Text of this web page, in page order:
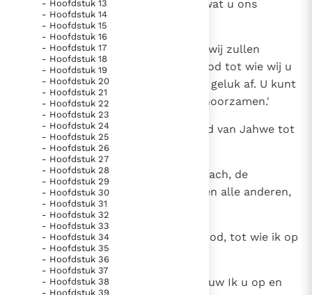
Paus Leo XIV in Pavia: "De stad is zowel een gave als
een taak"
Paus in Pavia: St. Augustinus toont ons de noodzaak om
"naar het innerlijk" toe te keren.
RK Documenten stelt heel veel belangrijke
kerkelijke documenten van de Rooms
Katholieke Kerk in het Nederlands beschikbaar
en is volledig afhankelijk van donaties.
Ik help mee!
- Hoofdstuk 13
- Hoofdstuk 14
- Hoofdstuk 15
- Hoofdstuk 16
- Hoofdstuk 17
- Hoofdstuk 18
- Hoofdstuk 19
- Hoofdstuk 20
- Hoofdstuk 21
- Hoofdstuk 22
- Hoofdstuk 23
- Hoofdstuk 24
- Hoofdstuk 25
- Hoofdstuk 26
- Hoofdstuk 27
- Hoofdstuk 28
- Hoofdstuk 29
- Hoofdstuk 30
- Hoofdstuk 31
- Hoofdstuk 32
- Hoofdstuk 33
- Hoofdstuk 34
- Hoofdstuk 35
- Hoofdstuk 36
- Hoofdstuk 37
- Hoofdstuk 38
- Hoofdstuk 39
getuigen, als wij niet alles doen wat u ons
namens Hem zegt.
Of het ons aangenaam is of niet, wij zullen
gehoorzamen aan Jahwe onze God tot wie wij u
zenden, want daarvan hangt ons geluk af. U kunt
ervan op aan: wij zullen Hem gehoorzamen.'
Tien dagen later kwam het woord van Jahwe tot
Jeremia.
Hij riep Jochanan, zoon van Kareach, de
officieren die hem vergezelden, en alle anderen,
groot en klein, bij zich
en zei: `Dit zegt Jahwe, Israëls God, tot wie ik op
uw verzoek heb gebeden:
Als gij in dit land blijft wonen, bouw Ik u op en